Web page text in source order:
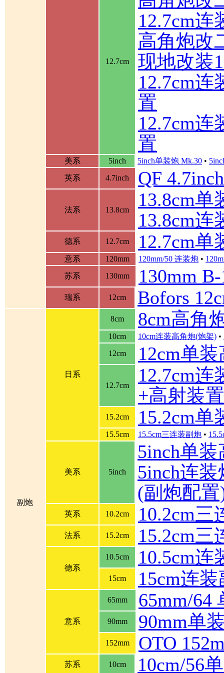
12.7cm
12.7cm
高角炮改
现地改装
12.7cm
置
12.7cm
置
美系 5inch 5inch单装炮 Mk.30 •
英系
4.7inch QF
法系 13.8cm
13.8cm单
13.8cm连
德系 12.7cm 12.7cm单
意系 120mm 120mm/50 连装炮 •
苏系
130mm 130mm
瑞系 12cm Bofors
副炮
日系
8cm 8cm高角
10cm 10cm连装高角炮(炮架) •
12cm
12cm单
12.7cm
12.7cm连
+高射装置
15.2cm 15.2cm单
15.5cm 15.5cm三连装副炮 •
美系 5inch
5inch单
5inch连装
(副炮配
英系 10.2cm 10.2cm三
法系 15.2cm 15.2cm三
德系
10.5cm 10.5cm连
15cm 15cm连
意系
65mm 65mm/64
90mm 90mm单
152mm OTO
苏系 10cm 10cm/56